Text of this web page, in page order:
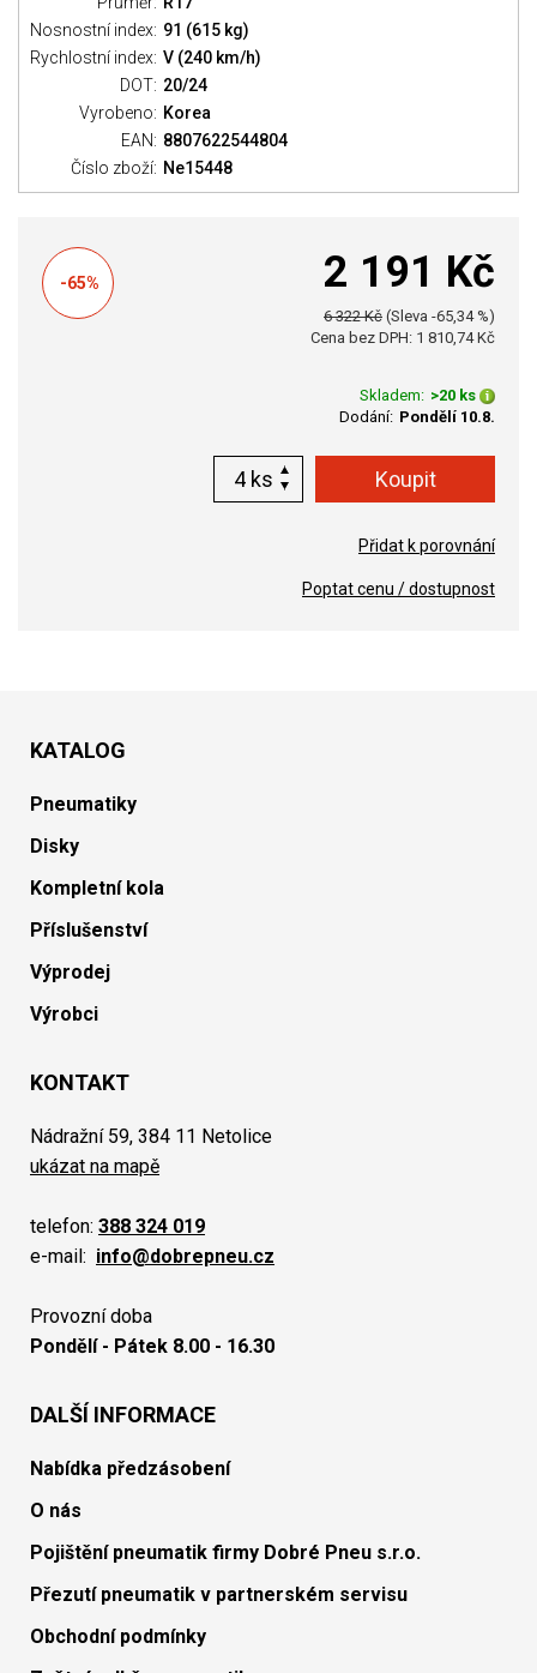
Nosnostní index: 91 (615 kg)
Rychlostní index: V (240 km/h)
DOT: 20/24
Vyrobeno: Korea
EAN: 8807622544804
Číslo zboží: Ne15448
-65% 2 191 Kč
6 322 Kč (Sleva -65,34 %)
Cena bez DPH: 1 810,74 Kč
Skladem: >20 ks
Dodání: Pondělí 10.8.
ks
Přidat k porovnání
Poptat cenu / dostupnost
KATALOG
Pneumatiky
Disky
Kompletní kola
Příslušenství
Výprodej
Výrobci
KONTAKT
Nádražní 59, 384 11 Netolice
ukázat na mapě
telefon: 388 324 019
e-mail: info@dobrepneu.cz
Provozní doba
Pondělí - Pátek 8.00 - 16.30
DALŠÍ INFORMACE
Nabídka předzásobení
O nás
Pojištění pneumatik firmy Dobré Pneu s.r.o.
Přezutí pneumatik v partnerském servisu
Obchodní podmínky